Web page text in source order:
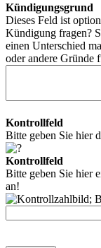
Kündigungsgrund
Dieses Feld ist
Kündigung fragen?
einen Unterschied
oder andere Gründe
Kontrollfeld
Bitte geben Sie hier
Kontrollfeld
Bitte geben Sie hier
an!